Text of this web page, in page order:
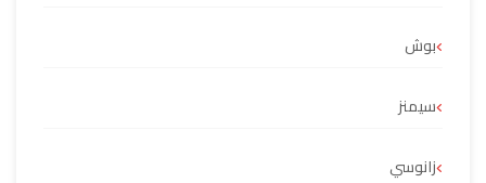
بوش
سيمنز
زانوسي